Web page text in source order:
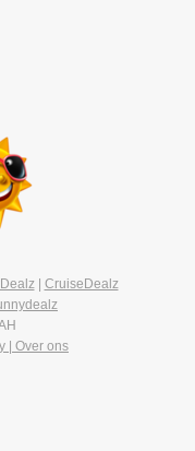
| CruiseDealz
| Over ons